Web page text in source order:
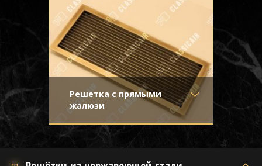
под стареную латунь с
направленной риской
Узор-
Конструкция- Жалюзи
старения
Решетка с прямыми
жалюзи
Материал- Латунь
Отделка - Старение с
эффектом затёртости
Приглушенное, благородное сияние
такой решетки привносит в интерьер